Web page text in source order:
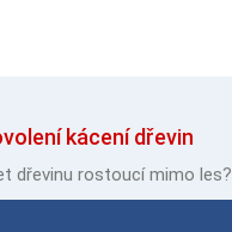
kácení dřevin
dřevinu rostoucí mimo les?